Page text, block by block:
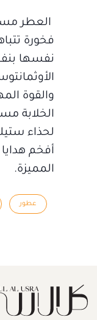
العطر
فخورة
نفسها
والقوة
الخلابة
لحذاء
أفخم
المميزة.
عطور